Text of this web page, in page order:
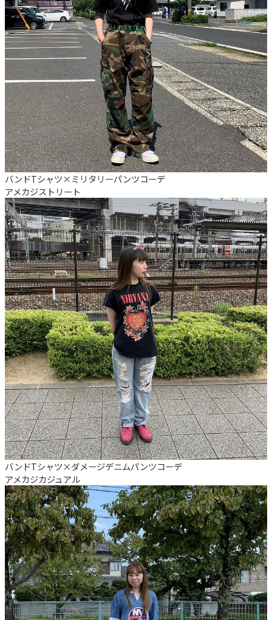
バンドTシャツ×ミリタリーパンツコーデ
アメカジストリート
バンドTシャツ×ダメージデニムパンツコーデ
アメカジカジュアル